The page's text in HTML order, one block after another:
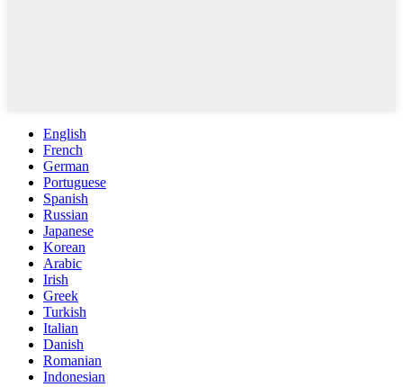
English
French
German
Portuguese
Spanish
Russian
Japanese
Korean
Arabic
Irish
Greek
Turkish
Italian
Danish
Romanian
Indonesian